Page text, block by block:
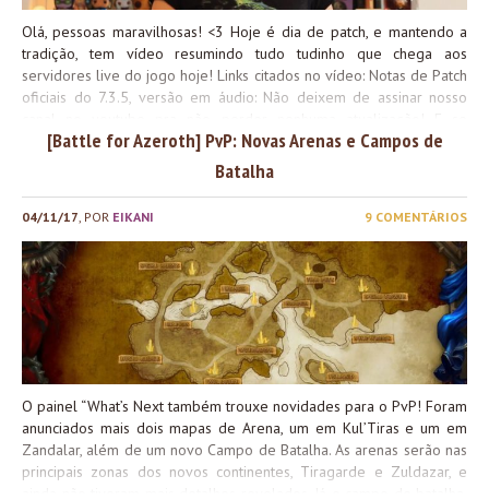
Olá, pessoas maravilhosas! <3 Hoje é dia de patch, e mantendo a
tradição, tem vídeo resumindo tudo tudinho que chega aos
servidores live do jogo hoje! Links citados no vídeo: Notas de Patch
oficiais do 7.3.5, versão em áudio: Não deixem de assinar nosso
possível, agradeço se puder ajudar a divulgar, comentar, dar likes e
mandar amor também ajudam muito, mesmo! Happy patch day pra
[Battle for Azeroth] PvP: Novas Arenas e Campos de
Batalha
04/11/17 , POR EIKANI 9 COMENTÁRIOS
O painel “What’s Next também trouxe novidades para o PvP! Foram
anunciados mais dois mapas de Arena, um em Kul’Tiras e um em
Zandalar, além de um novo Campo de Batalha. As arenas serão nas
principais zonas dos novos continentes, Tiragarde e Zuldazar, e